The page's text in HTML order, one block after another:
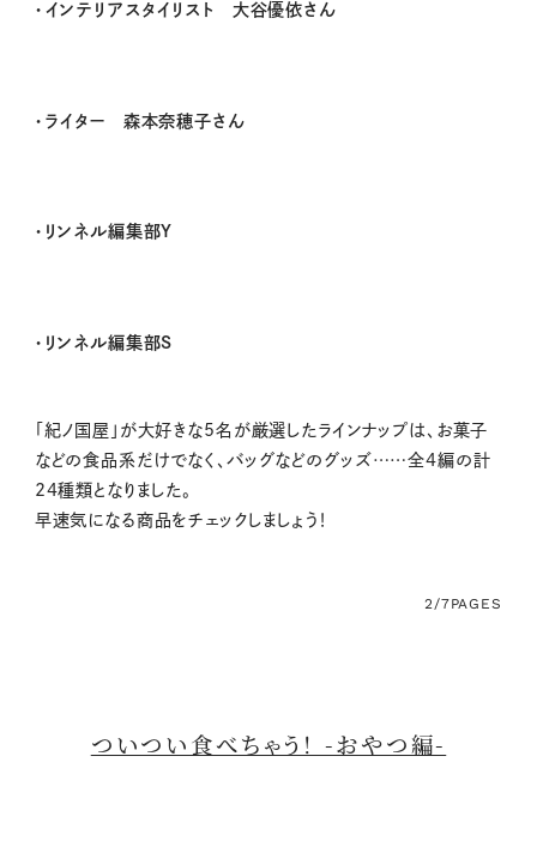
・インテリアスタイリスト 大谷優依さん
・ライター 森本奈穂子さん
・リンネル編集部Y
・リンネル編集部S
「紀ノ国屋」が大好きな5名が厳選したラインナップは、お菓子
などの食品系だけでなく、バッグなどのグッズ……全4編の計
24種類となりました。
早速気になる商品をチェックしましょう！
2/7PAGES
ついつい食べちゃう！ -おやつ編-